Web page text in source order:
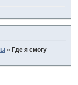
» Где я смогу